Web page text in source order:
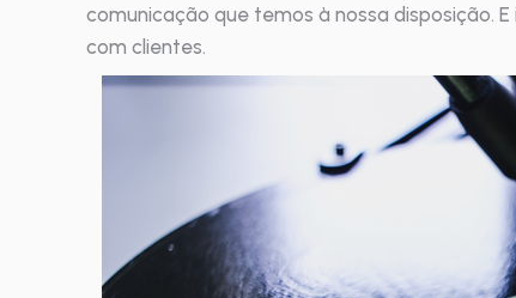
comunicação que temos à nossa disposição.
com clientes.